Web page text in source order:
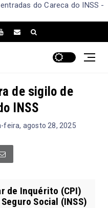
do Careca do INSS -
de sigilo de
INSS
feira, agosto 28, 2025
de Inquérito (CPI)
Social (INSS)